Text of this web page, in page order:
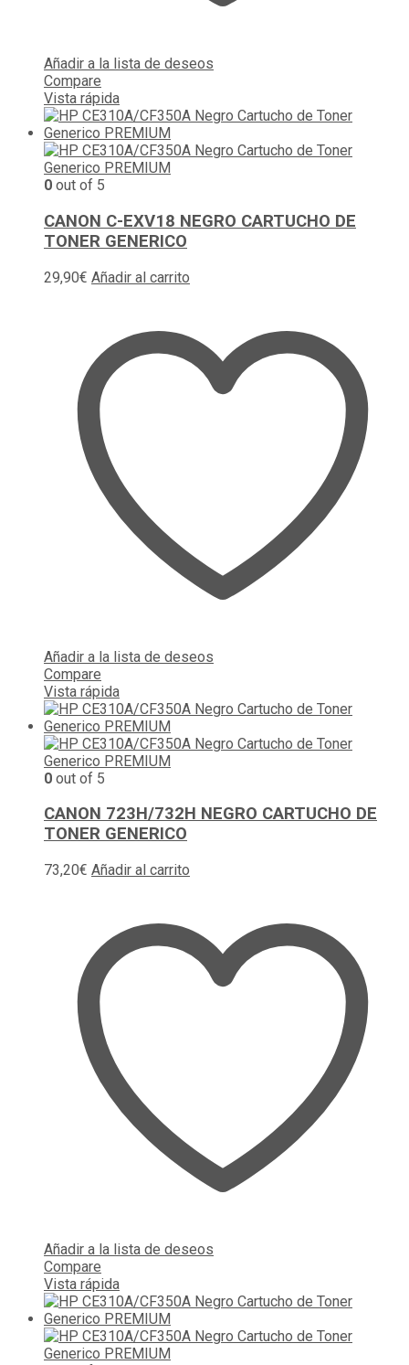
Añadir a la lista de deseos
Compare
Vista rápida
0 out of 5
CANON C-EXV18 NEGRO CARTUCHO DE
TONER GENERICO
29,90€ Añadir al carrito
Añadir a la lista de deseos
Compare
Vista rápida
0 out of 5
CANON 723H/732H NEGRO CARTUCHO DE
TONER GENERICO
73,20€ Añadir al carrito
Añadir a la lista de deseos
Compare
Vista rápida